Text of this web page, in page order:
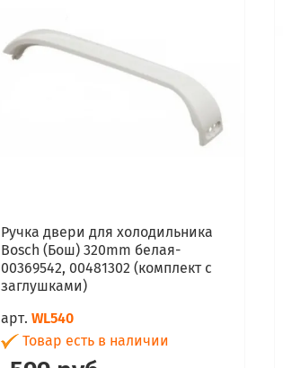
Ручка двери для холодильника
Bosch (Бош) 320mm белая-
00369542, 00481302 (комплект с
заглушками)
арт.WL540
Товар есть в наличии